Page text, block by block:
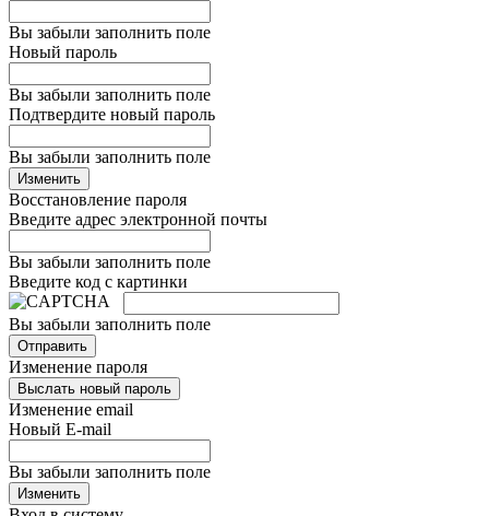
Вы забыли заполнить поле
Новый пароль
Вы забыли заполнить поле
Подтвердите новый пароль
Вы забыли заполнить поле
Изменить
Восстановление пароля
Введите адрес электронной почты
Вы забыли заполнить поле
Введите код с картинки
Вы забыли заполнить поле
Отправить
Изменение пароля
Выслать новый пароль
Изменение email
Новый E-mail
Вы забыли заполнить поле
Изменить